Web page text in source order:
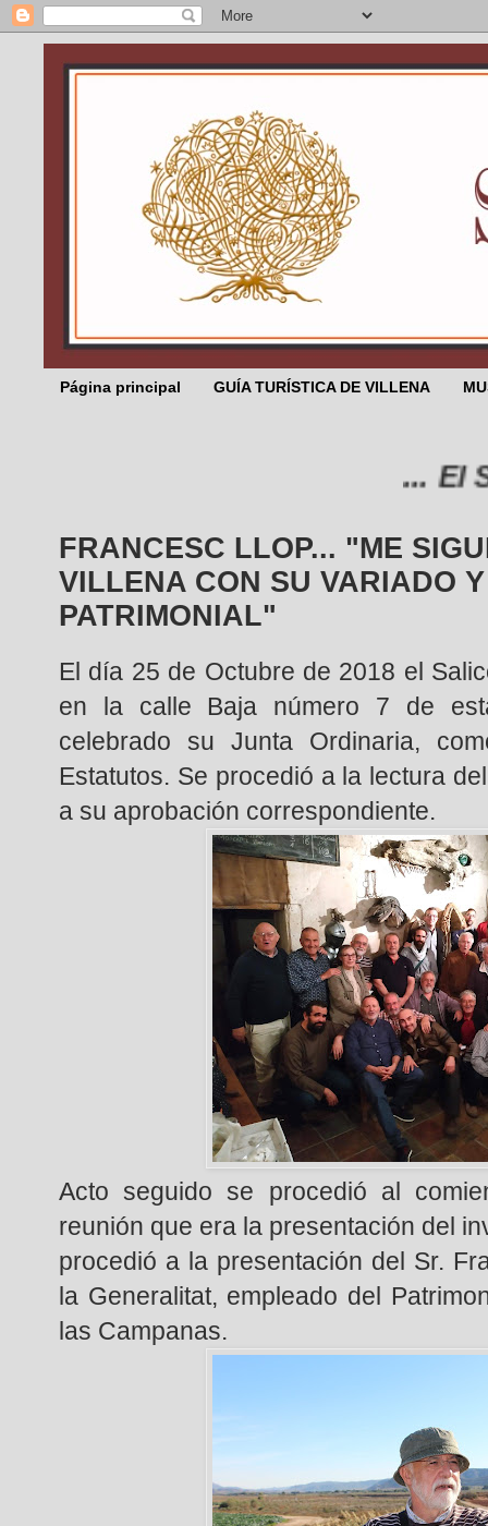
Página principal GUÍA TURÍSTICA DE VILLENA
... El
FRANCESC LLOP... "ME
VILLENA CON SU VARIADO
PATRIMONIAL"
El día 25 de Octubre de 2018 el
en la calle Baja número 7 de
celebrado su Junta Ordinaria,
Estatutos. Se procedió a la lectura
a su aprobación correspondiente.
Acto seguido se procedió al
reunión que era la presentación del
procedió a la presentación del Sr.
la Generalitat, empleado del
las Campanas.